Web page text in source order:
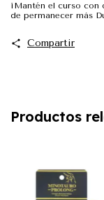
¡Mantén el curso con
de permanecer más
Compartir
Productos